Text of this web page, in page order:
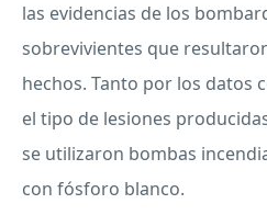
las evidencias de los
sobrevivientes que
hechos. Tanto por los datos
el tipo de lesiones
se utilizaron bombas
con fósforo blanco.